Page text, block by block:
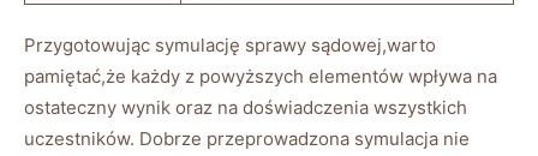
Przygotowując symulację sprawy sądowej,warto
pamiętać,że każdy z powyższych elementów wpływa na
ostateczny wynik oraz na doświadczenia wszystkich
uczestników. Dobrze przeprowadzona symulacja nie